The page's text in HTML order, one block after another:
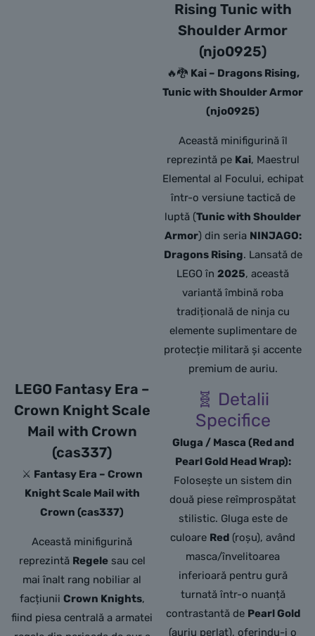
LEGO Fantasy Era –
Crown Knight Scale
Mail with Crown
(cas337)
⚔️ Fantasy Era – Crown
Knight Scale Mail with
Crown (cas337)
Această minifigurină
reprezintă Regelesau cel
mai înalt rang nobiliar al
facțiunii Crown Knights,
fiind piesa centrală a armatei
Rising Tunic with
Shoulder Armor
(njo0925)
🔥🐉 Kai – Dragons Rising,
Tunic with Shoulder Armor
(njo0925)
Această minifigurină îl
reprezintă pe Kai, Maestrul
Elemental al Focului, echipat
într-o versiune tactică de
luptă (Tunic with Shoulder
Armor) din seria NINJAGO:
Dragons Rising. Lansată de
LEGO în2025, această
variantă îmbină roba
tradițională de ninja cu
elemente suplimentare de
protecție militară și accente
premium de auriu.
🧬 Detalii
Specifice
Gluga / Masca (Red and
Pearl Gold Head Wrap):
Folosește un sistem din
două piese reîmprospătat
stilistic. Gluga este de
culoare Red (roșu), având
masca/învelitoarea
inferioară pentru gură
turnată într-o nuanță
contrastantă de Pearl Gold
(auriu perlat), oferindu-i o